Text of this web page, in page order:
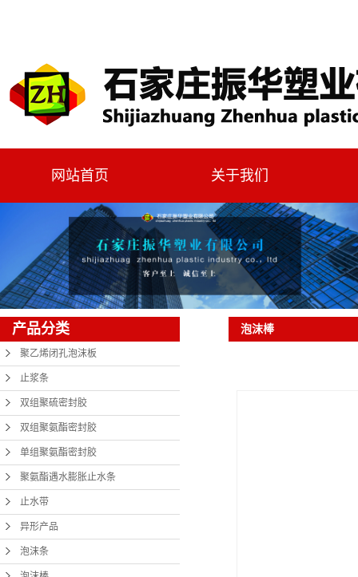
网站首页 关于我们
产品分类
聚乙烯闭孔泡沫板
止浆条
双组聚硫密封胶
双组聚氨酯密封胶
单组聚氨酯密封胶
聚氨酯遇水膨胀止水条
止水带
异形产品
泡沫条
泡沫棒